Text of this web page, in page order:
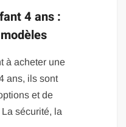
4 ans :
à acheter une
ans, ils sont
et de
sécurité, la